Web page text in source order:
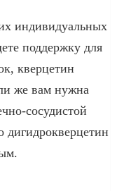
индивидуальных
поддержку для
кверцетин
же вам нужна
сосудистой
дигидрокверцетин